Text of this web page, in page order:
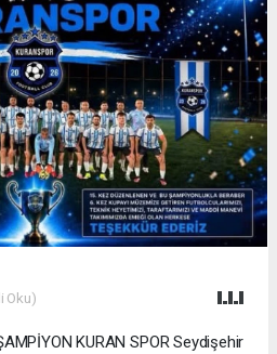
Oku)
KURAN SPOR Seydişehir